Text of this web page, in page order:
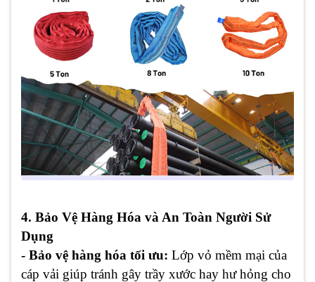
4. Bảo Vệ Hàng Hóa và An Toàn Người Sử
Dụng
- Bảo vệ hàng hóa tối ưu: Lớp vỏ mềm mại của
cáp vải giúp tránh gây trầy xước hay hư hỏng cho